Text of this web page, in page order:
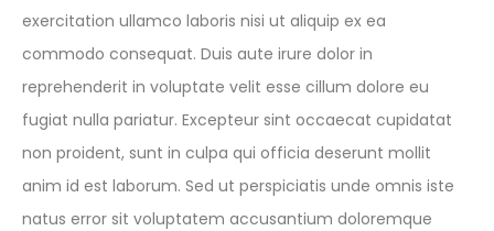
exercitation ullamco laboris nisi ut aliquip ex ea
commodo consequat. Duis aute irure dolor in
reprehenderit in voluptate velit esse cillum dolore eu
fugiat nulla pariatur. Excepteur sint occaecat cupidatat
non proident, sunt in culpa qui officia deserunt mollit
anim id est laborum. Sed ut perspiciatis unde omnis iste
natus error sit voluptatem accusantium doloremque